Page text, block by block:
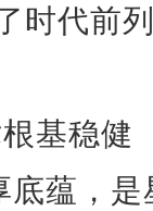
时代前
基稳健
蕴，